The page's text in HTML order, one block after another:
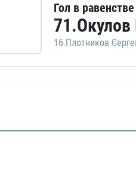
Гол в равенстве
71.Окулов
16.Плотников